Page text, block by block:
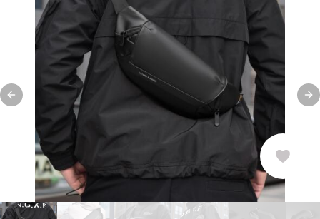
Previous slide